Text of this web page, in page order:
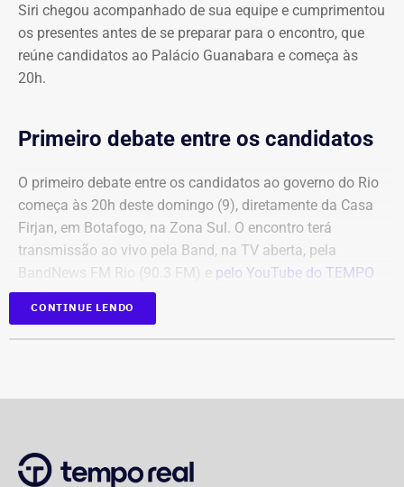
Siri chegou acompanhado de sua equipe e cumprimentou
os presentes antes de se preparar para o encontro, que
reúne candidatos ao Palácio Guanabara e começa às
20h.
Primeiro debate entre os candidatos
O primeiro debate entre os candidatos ao governo do Rio
começa às 20h deste domingo (9), diretamente da Casa
Firjan, em Botafogo, na Zona Sul. O encontro terá
transmissão ao vivo pela Band, na TV aberta, pela
BandNews FM Rio (90.3 FM) e pelo YouTube do TEMPO
REAL, em parceria com a emissora.
Participam do debate André Marinho (Novo), Anthony
O público também poderá acompanhar a cobertura
especial do TEMPO REAL pelo Instagram do portal, com
CONTINUE LENDO